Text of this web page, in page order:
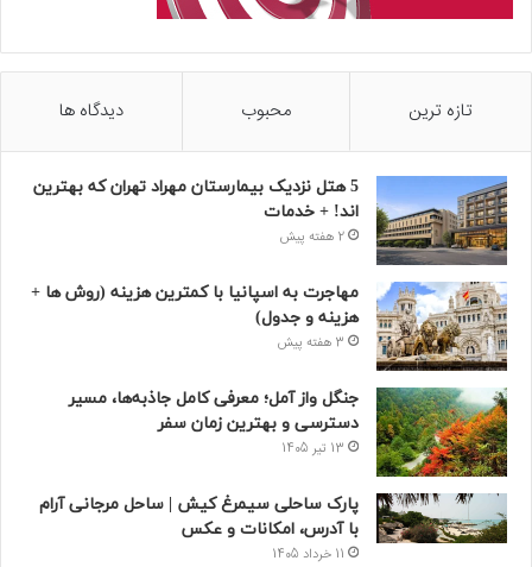
تازه ترین محبوب دیدگاه ها
5 هتل نزدیک بیمارستان مهراد تهران که بهترین‌
اند! + خدمات
2 هفته پیش
مهاجرت به اسپانیا با کمترین هزینه (روش ها +
هزینه و جدول)
3 هفته پیش
جنگل واز آمل؛ معرفی کامل جاذبه‌ها، مسیر
دسترسی و بهترین زمان سفر
13 تیر 1405
پارک ساحلی سیمرغ کیش | ساحل مرجانی آرام
با آدرس، امکانات و عکس
11 خرداد 1405